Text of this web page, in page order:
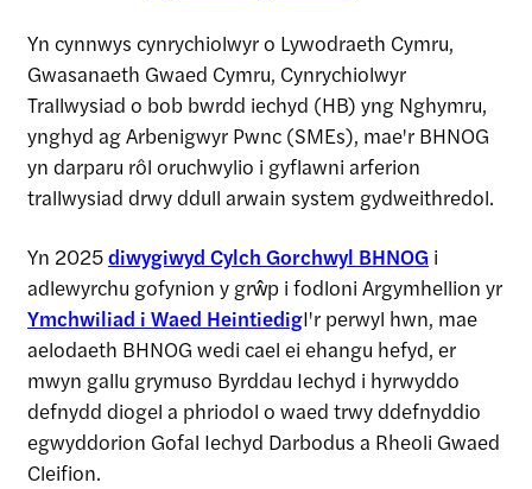
Yn cynnwys cynrychiolwyr o Lywodraeth Cymru,
Gwasanaeth Gwaed Cymru, Cynrychiolwyr
Trallwysiad o bob bwrdd iechyd (HB) yng Nghymru,
ynghyd ag Arbenigwyr Pwnc (SMEs), mae'r BHNOG
yn darparu rôl oruchwylio i gyflawni arferion
trallwysiad drwy ddull arwain system gydweithredol.
Yn 2025diwygiwyd Cylch Gorchwyl BHNOG i
adlewyrchu gofynion y grŵp i fodloni Argymhellion yr
Ymchwiliad i Waed HeintiedigI'r perwyl hwn, mae
aelodaeth BHNOG wedi cael ei ehangu hefyd, er
mwyn gallu grymuso Byrddau Iechyd i hyrwyddo
defnydd diogel a phriodol o waed trwy ddefnyddio
egwyddorion Gofal Iechyd Darbodus a Rheoli Gwaed
Cleifion.